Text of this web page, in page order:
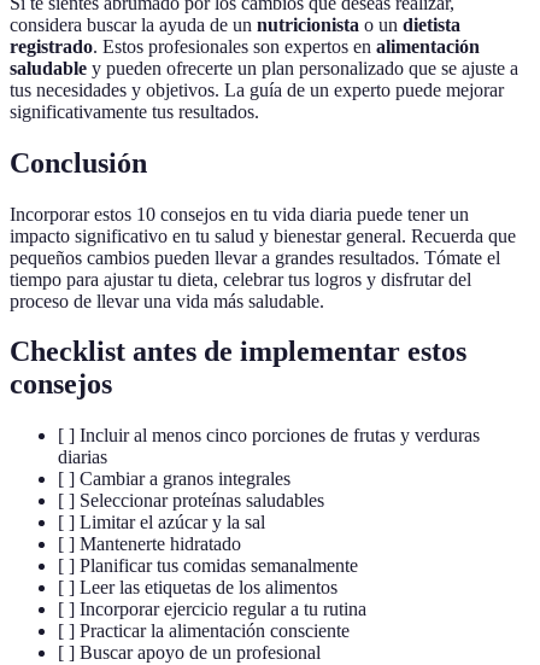
considera buscar la ayuda de un nutricionista o un dietista
registrado. Estos profesionales son expertos en alimentación
saludable y pueden ofrecerte un plan personalizado que se ajuste a
tus necesidades y objetivos. La guía de un experto puede mejorar
significativamente tus resultados.
Conclusión
Incorporar estos 10 consejos en tu vida diaria puede tener un
impacto significativo en tu salud y bienestar general. Recuerda que
pequeños cambios pueden llevar a grandes resultados. Tómate el
tiempo para ajustar tu dieta, celebrar tus logros y disfrutar del
proceso de llevar una vida más saludable.
Checklist antes de implementar estos
consejos
[ ] Incluir al menos cinco porciones de frutas y verduras
diarias
[ ] Cambiar a granos integrales
[ ] Seleccionar proteínas saludables
[ ] Limitar el azúcar y la sal
[ ] Mantenerte hidratado
[ ] Planificar tus comidas semanalmente
[ ] Leer las etiquetas de los alimentos
[ ] Incorporar ejercicio regular a tu rutina
[ ] Practicar la alimentación consciente
[ ] Buscar apoyo de un profesional